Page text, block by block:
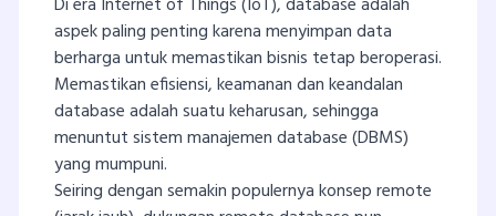
aspek paling penting karena menyimpan data
berharga untuk memastikan bisnis tetap beroperasi.
Memastikan efisiensi, keamanan dan keandalan
database adalah suatu keharusan, sehingga
menuntut sistem manajemen database (DBMS)
yang mumpuni.
Seiring dengan semakin populernya konsep remote